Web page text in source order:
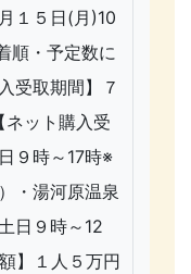
１５日(月)10
順・予定数に
受取期間】７
ット購入受
９時～17時※
・湯河原温泉
日９時～12
】１人５万円